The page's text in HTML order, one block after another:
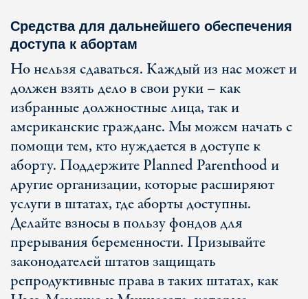
Средства для дальнейшего обеспечения
доступа к абортам
Но нельзя сдаваться. Каждый из нас может и
должен взять дело в свои руки – как
избранные должностные лица, так и
американские граждане. Мы можем начать с
помощи тем, кто нуждается в доступе к
аборту. Поддержите Planned Parenthood и
другие организации, которые расширяют
услуги в штатах, где аборты доступны.
Делайте взносы в пользу фондов для
прерывания беременности. Призывайте
законодателей штатов защищать
репродуктивные права в таких штатах, как